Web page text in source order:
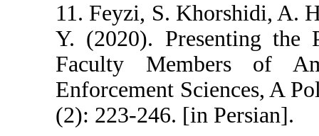
11. Feyzi, S.
Y. (2020).
Faculty
Enforcement
(2): 223-246. [in